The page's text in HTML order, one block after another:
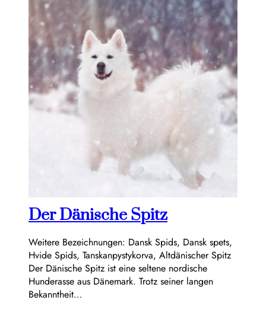
Der Dänische Spitz
Weitere Bezeichnungen: Dansk Spids, Dansk spets,
Hvide Spids, Tanskanpystykorva, Altdänischer Spitz
Der Dänische Spitz ist eine seltene nordische
Hunderasse aus Dänemark. Trotz seiner langen
Bekanntheit…